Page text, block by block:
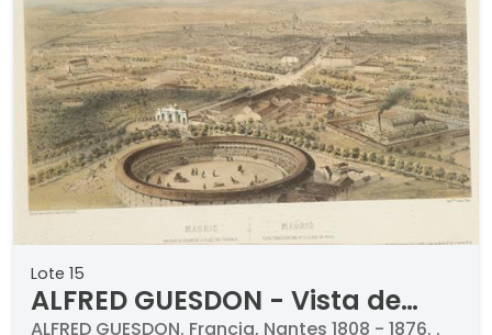
Lote 15
ALFRED GUESDON - Vista de
ALFRED GUESDON. Francia, Nantes 1808 - 1876. .